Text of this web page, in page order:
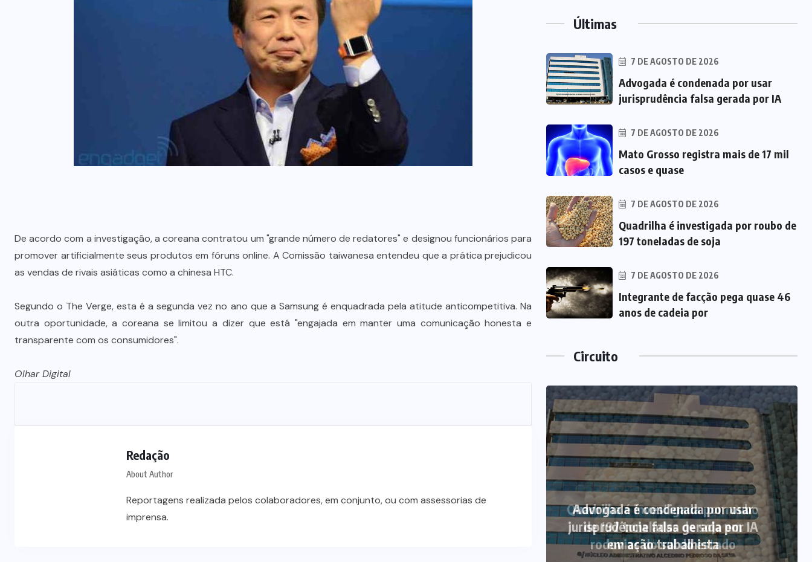
De acordo com a investigação, a coreana contratou um "grande número de redatores" e designou funcionários para
promover artificialmente seus produtos em fóruns online. A Comissão taiwanesa entendeu que a prática prejudicou
as vendas de rivais asiáticas como a chinesa HTC.
Segundo o The Verge, esta é a segunda vez no ano que a Samsung é enquadrada pela atitude anticompetitiva. Na
outra oportunidade, a coreana se limitou a dizer que está "engajada em manter uma comunicação honesta e
transparente com os consumidores".
Olhar Digital
Redação
About Author
Reportagens realizada pelos colaboradores, em conjunto, ou com assessorias de
imprensa.
Últimas
7 DE AGOSTO DE 2026
Advogada é condenada por usar
jurisprudência falsa gerada por IA
7 DE AGOSTO DE 2026
Mato Grosso registra mais de 17 mil
casos e quase
7 DE AGOSTO DE 2026
Quadrilha é investigada por roubo de
197 toneladas de soja
7 DE AGOSTO DE 2026
Integrante de facção pega quase 46
anos de cadeia por
Circuito
STJ condena ministro Marco Buzzi
à perda do cargo por denúncias de
Advogada é condenada por usar
Quadrilha é investigada por roubo
de 197 toneladas de soja em
rodovias do sul do estado